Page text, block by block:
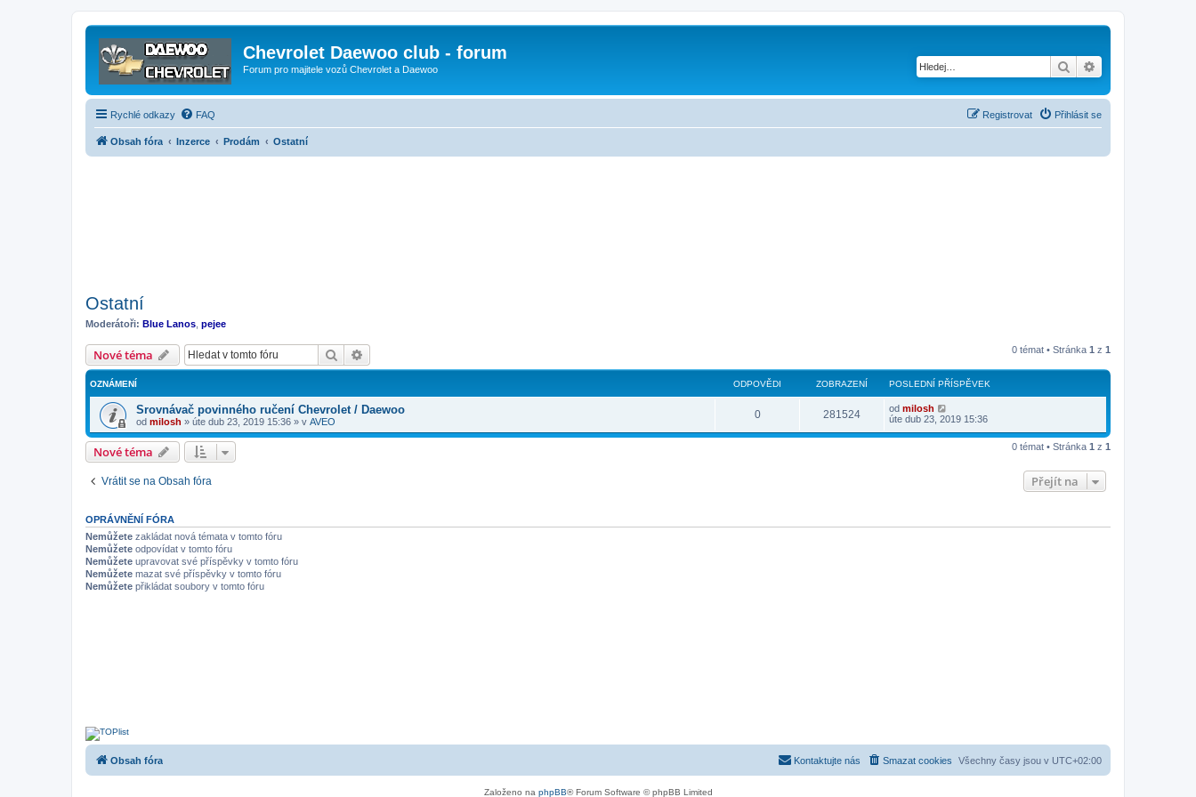
Chevrolet Daewoo club - forum
Forum pro majitele vozů Chevrolet a Daewoo Hledat
Rychlé odkazy FAQ Přihlásit se
Registrovat
Obsah fóra Inzerce Prodám Ostatní
Ostatní
Moderátoři: Blue Lanos pejee
Nové téma Hledat 0 témat • Stránka 1 z 1
OZNÁMENÍ ODPOVĚDI ZOBRAZENÍ POSLEDNÍ PŘÍSPĚVEK
Srovnávač povinného ručení Chevrolet / Daewoo
od milosh » úte dub 23, 2019 15:36 » v AVEO
0 281524 od milosh
úte dub 23, 2019 15:36
Nové téma 0 témat • Stránka 1 z 1
Vrátit se na Obsah fóra Přejít na
OPRÁVNĚNÍ FÓRA
Nemůžete zakládat nová témata v tomto fóru
Nemůžete odpovídat v tomto fóru
Nemůžete upravovat své příspěvky v tomto fóru
Nemůžete mazat své příspěvky v tomto fóru
Nemůžete přikládat soubory v tomto fóru
Obsah fóra Všechny časy jsou v UTC+02:00
Smazat cookies
Kontaktujte nás
Založeno na phpBB® Forum Software © phpBB Limited